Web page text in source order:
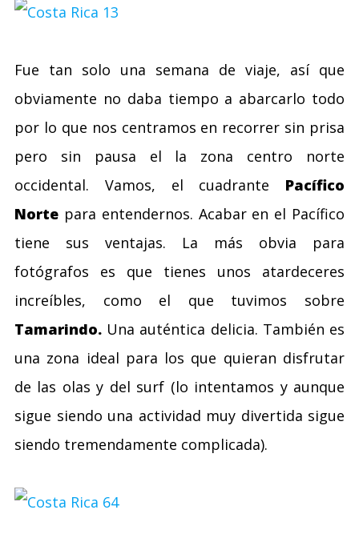
Fue tan solo una semana de viaje, así que
obviamente no daba tiempo a abarcarlo todo
por lo que nos centramos en recorrer sin prisa
pero sin pausa el la zona centro norte
occidental. Vamos, el cuadrante Pacífico
Norte para entendernos. Acabar en el Pacífico
tiene sus ventajas. La más obvia para
fotógrafos es que tienes unos atardeceres
increíbles, como el que tuvimos sobre
Tamarindo. Una auténtica delicia. También es
una zona ideal para los que quieran disfrutar
de las olas y del surf (lo intentamos y aunque
sigue siendo una actividad muy divertida sigue
siendo tremendamente complicada).